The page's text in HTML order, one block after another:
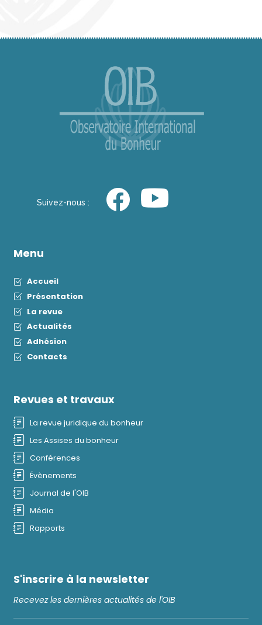
Suivez-nous :
Menu
Accueil
Présentation
La revue
Actualités
Adhésion
Contacts
Revues et travaux
La revue juridique du bonheur
Les Assises du bonheur
Conférences
Évènements
Journal de l'OIB
Média
Rapports
S'inscrire à la newsletter
Recevez les dernières actualités de l'OIB